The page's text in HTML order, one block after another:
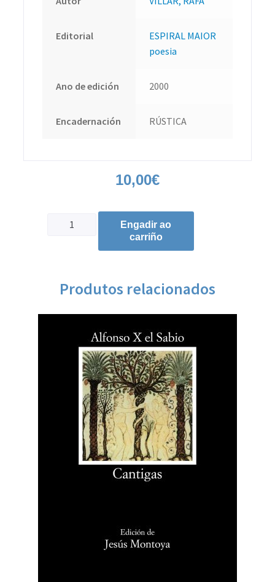
Editorial
ESPIRAL MAIOR
poesia
Ano de edición 2000
Encadernación RÚSTICA
10,00€
Engadir ao
carriño
Produtos relacionados